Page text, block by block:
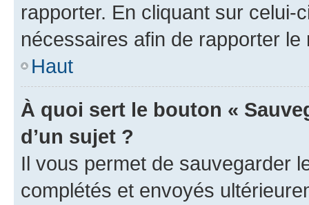
rapporter. En cliquant sur
nécessaires afin de rapporter le
Haut
À quoi sert le bouton «
d’un sujet ?
Il vous permet de sauvegarder
complétés et envoyés